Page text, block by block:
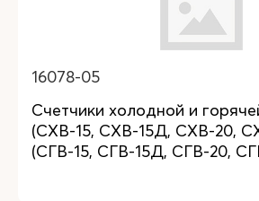
16078-05
Счетчики холодной и
(СХВ-15, СХВ-15Д, СХВ-20,
(СГВ-15, СГВ-15Д, СГВ-20,